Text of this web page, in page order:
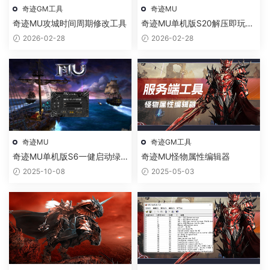
奇迹GM工具
奇迹MU攻城时间周期修改工具
2026-02-28
奇迹MU
奇迹MU单机版S20解压即玩绿
色一键端
2026-02-28
奇迹MU
奇迹MU单机版S6一健启动绿
色免安装版经典单机游戏
2025-10-08
奇迹GM工具
奇迹MU怪物属性编辑器
2025-05-03